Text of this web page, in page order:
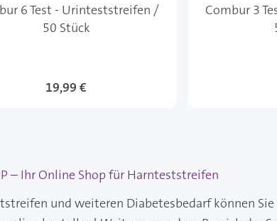
6 Test - Urinteststreifen /
50 Stück
19,99 €
Combur 3
– Ihr Online Shop für Harnteststreifen
und weiteren Diabetesbedarf können